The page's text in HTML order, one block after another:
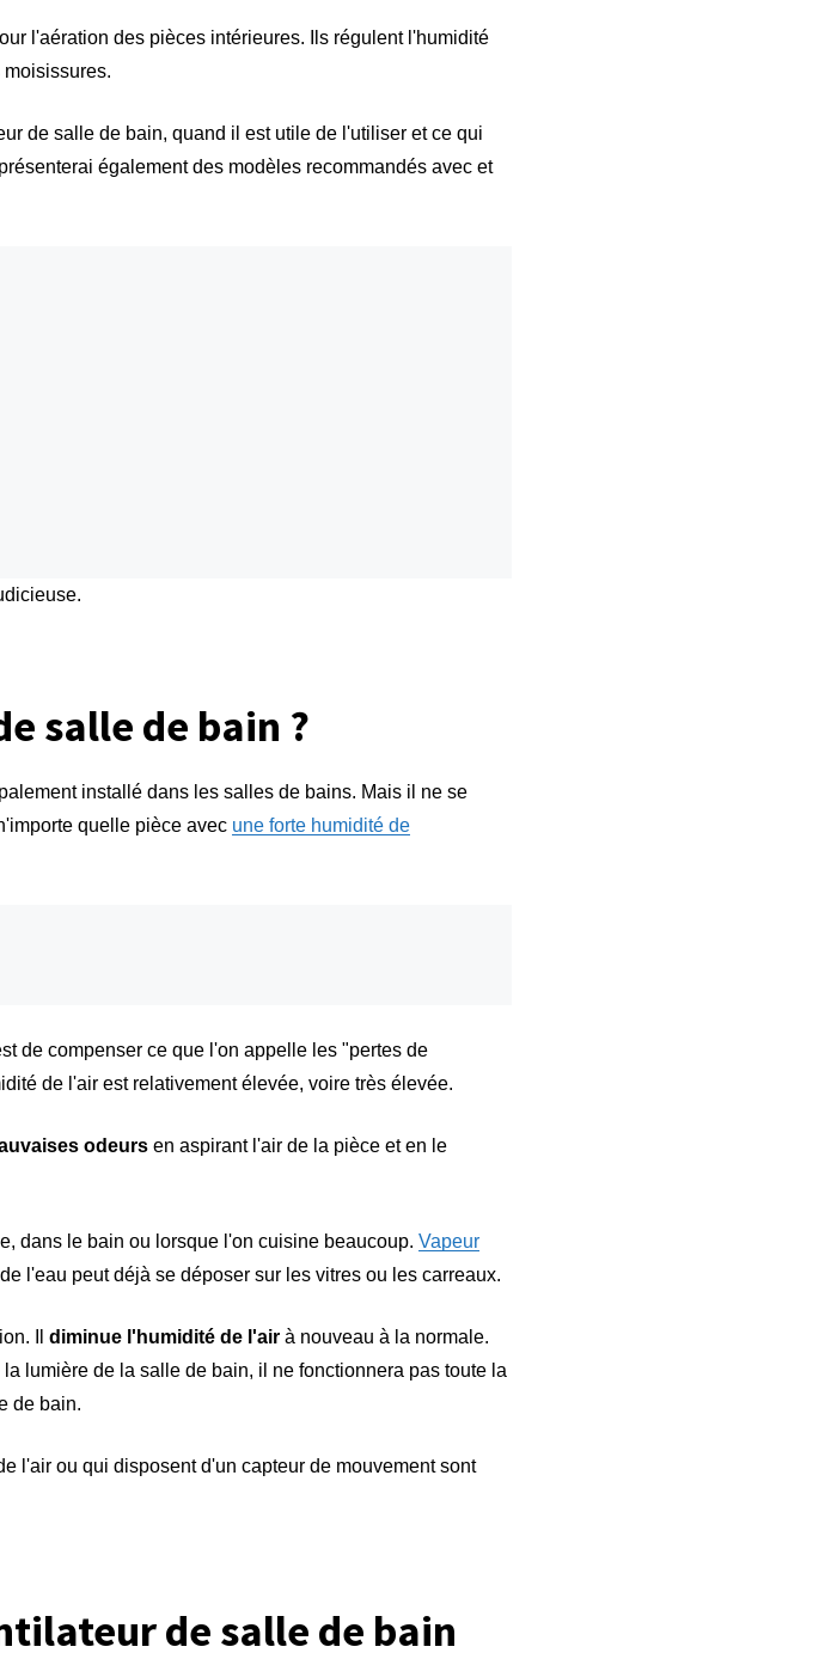
l'aération des pièces intérieures. Ils régulent l'humidité
de salle de bain, quand il est utile de l'utiliser et ce qui
également des modèles recommandés avec et
salle de bain ?
installé dans les salles de bains. Mais il ne se
quelle pièce avec une forte humidité de
de compenser ce que l'on appelle les "pertes de
de l'air est relativement élevée, voire très élevée.
odeurs en aspirant l'air de la pièce et en le
dans le bain ou lorsque l'on cuisine beaucoup. Vapeur
l'eau peut déjà se déposer sur les vitres ou les carreaux.
Il diminue l'humidité de l'air à nouveau à la normale.
lumière de la salle de bain, il ne fonctionnera pas toute la
de bain.
l'air ou qui disposent d'un capteur de mouvement sont
de salle de bain